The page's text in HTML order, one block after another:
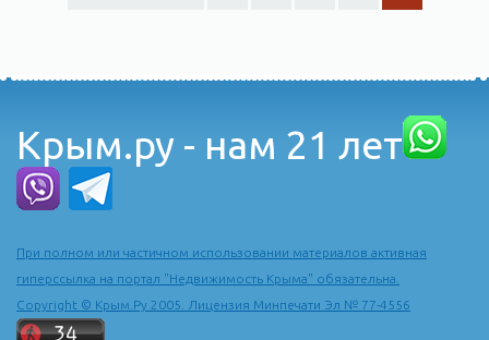
Крым.ру - нам 21 лет
При полном или частичном использовании материалов активная
гиперссылка на портал "Недвижимость Крыма" обязательна.
Copyright © Крым.Ру 2005. Лицензия Минпечати Эл № 77-4556